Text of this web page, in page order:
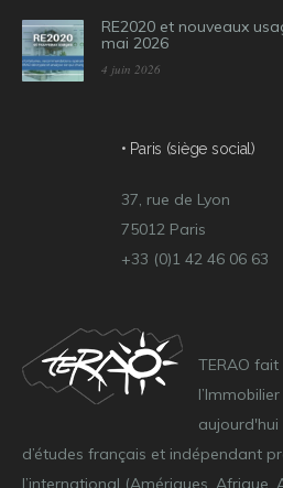
RE2020 et nouveaux
mai 2026
4 juin 2026
• Paris (siège social)
37, rue de Lyon
75012 Paris
+33 (0)1 42 46 06 63
TERAO
aujourd'hui
d’études français et indépendant
l’international (Amériques, Afrique,